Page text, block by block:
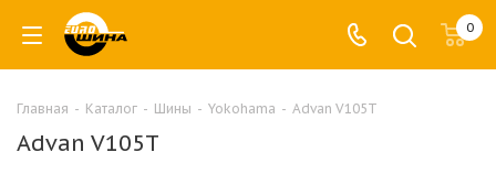
0
Главная - Каталог - Шины - Yokohama - Advan V105T
Advan V105T